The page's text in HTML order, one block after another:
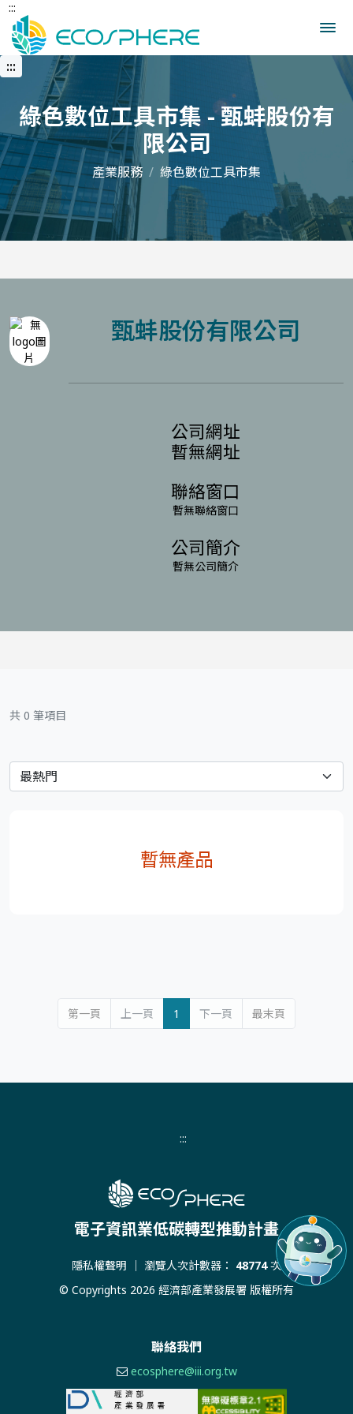
跳
到
中
內
:::
:::
綠色數位工具市集 - 甄蚌股份有
限公司
產業服務 綠色數位工具市集
甄蚌股份有限公司
公司網址
暫無網址
聯絡窗口
暫無聯絡窗口
公司簡介
暫無公司簡介
共 0 筆項目
暫無產品
第一頁 上一頁 1 下一頁 最末頁
:::
電子資訊業低碳轉型推動計畫
隱私權聲明 ｜ 瀏覽人次計數器： 48774次
© Copyrights 2026 經濟部產業發展署 版權所有
聯絡我們
ecosphere@iii.org.tw